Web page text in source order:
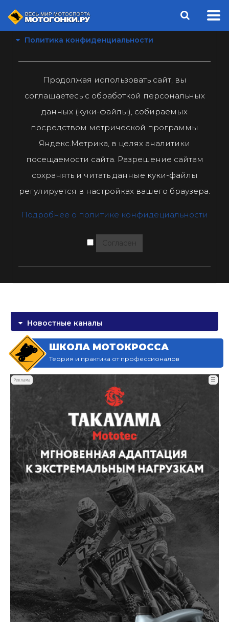
Политика конфиденциальности
Продолжая использовать сайт, вы
соглашаетесь с обработкой персональных
данных (куки-файлы), собираемых
посредством метрической программы
Яндекс.Метрика, в целях аналитики
посещаемости сайта. Разрешение сайтам
сохранять и читать данные куки-файлы
регулируется в настройках вашего браузера.
Подробнее о политике конфидециальности
Согласен
Новостные каналы
ШКОЛА МОТОКРОССА
Теория и практика от профессионалов
Реклама ☰